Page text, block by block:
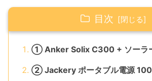
目次
① Anker Solix C300 + ソーラ
② Jackery ポータブル電源